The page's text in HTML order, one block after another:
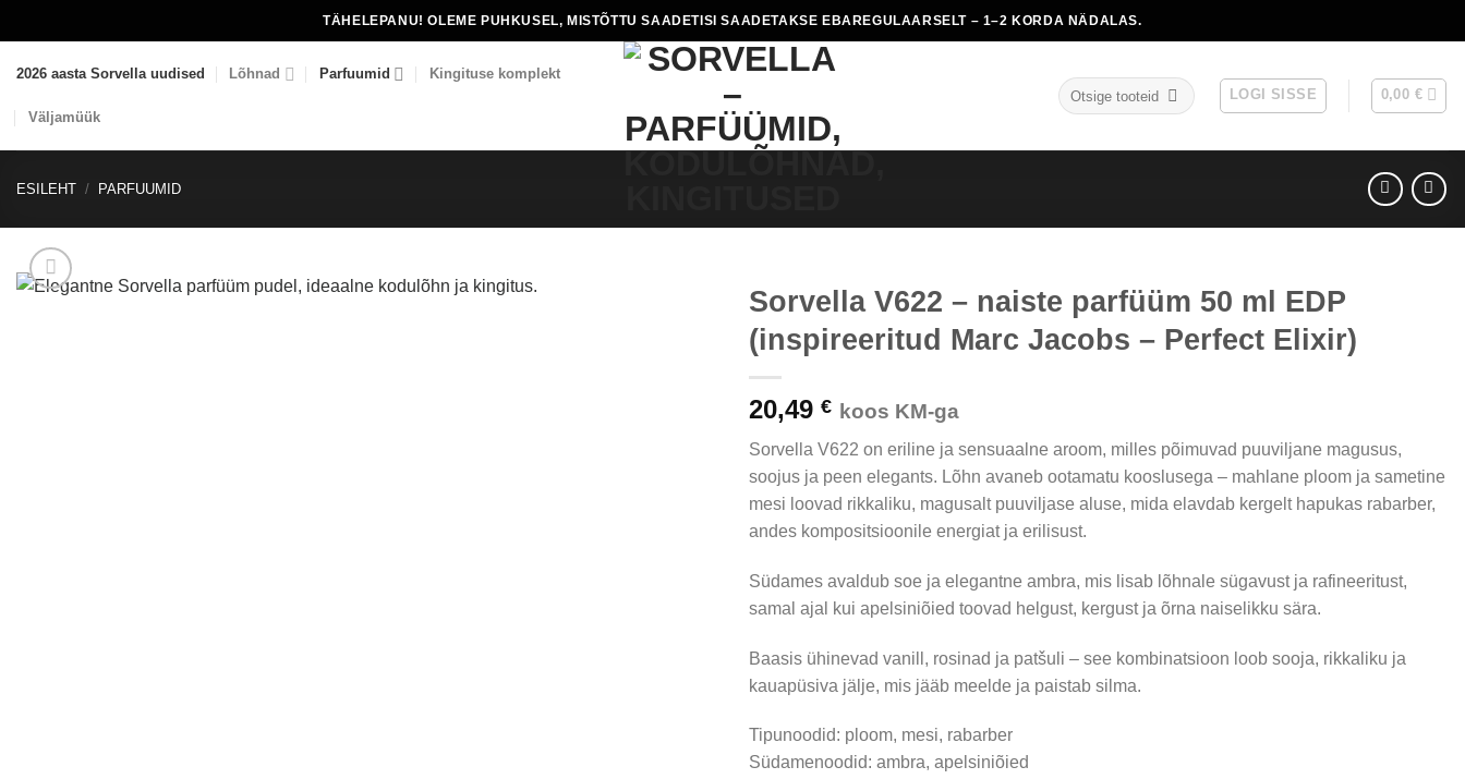
to
content
TÄHELEPANU! OLEME PUHKUSEL, MISTÕTTU SAADETISI SAADETAKSE EBAREGULAARSELT – 1–2 KORDA NÄDALAS.
2026 aasta Sorvella uudised Lõhnad Parfuumid Kingituse komplekt
Väljamüük
Otsi: LOGI SISSE 0,00 €
ESILEHT / PARFUUMID
Sorvella V622 – naiste parfüüm 50 ml EDP
(inspireeritud Marc Jacobs – Perfect Elixir)
20,49 € koos KM-ga
Sorvella V622 on eriline ja sensuaalne aroom, milles põimuvad puuviljane magusus,
soojus ja peen elegants. Lõhn avaneb ootamatu kooslusega – mahlane ploom ja sametine
mesi loovad rikkaliku, magusalt puuviljase aluse, mida elavdab kergelt hapukas rabarber,
andes kompositsioonile energiat ja erilisust.
Südames avaldub soe ja elegantne ambra, mis lisab lõhnale sügavust ja rafineeritust,
samal ajal kui apelsiniõied toovad helgust, kergust ja õrna naiselikku sära.
Baasis ühinevad vanill, rosinad ja patšuli – see kombinatsioon loob sooja, rikkaliku ja
kauapüsiva jälje, mis jääb meelde ja paistab silma.
Tipunoodid: ploom, mesi, rabarber
Südamenoodid: ambra, apelsiniõied